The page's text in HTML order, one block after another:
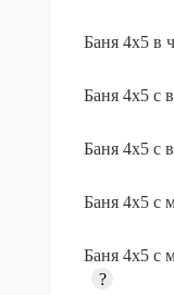
Баня 4х5 в
Баня 4х5 с
Баня 4х5 с
Баня 4х5 с
Баня 4х5 с
?